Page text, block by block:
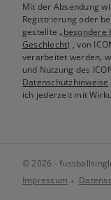
Mit der Absendung
Registrierung oder
gestellte„besondere
Geschlecht) , von
verarbeitet werden,
und Nutzung des
Datenschutzhinweise
ich jederzeit mit
© 2026 -
Impressum